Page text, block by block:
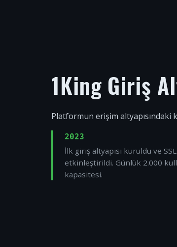
1King Giriş
Platformun erişim altyapısındaki
2023
İlk giriş altyapısı kuruldu ve
etkinleştirildi. Günlük 2.000
kapasitesi.